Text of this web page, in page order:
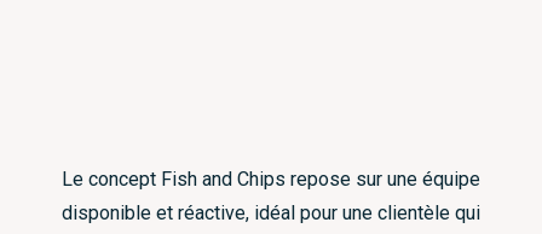
Le concept Fish and Chips repose sur une équipe
disponible et réactive, idéal pour une clientèle qui